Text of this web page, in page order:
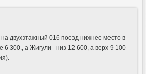
двухэтажный 016 поезд нижнее место в
6 300., а Жигули - низ 12 600, а верх 9 100